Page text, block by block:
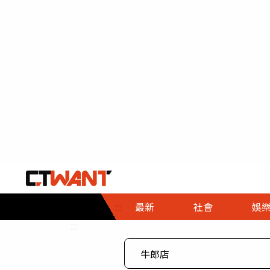
::: 最新 社會
社會首頁
時事
娛樂
娛樂首頁
即時
專題
財經首頁
熱線
３Ｃ
政